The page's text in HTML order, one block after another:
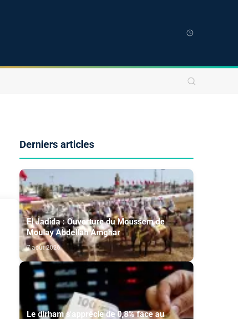
Derniers articles
El Jadida : Ouverture du Moussem de
Moulay Abdellah Amghar
7 août 2026
Le dirham s'apprécie de 0,8% face au